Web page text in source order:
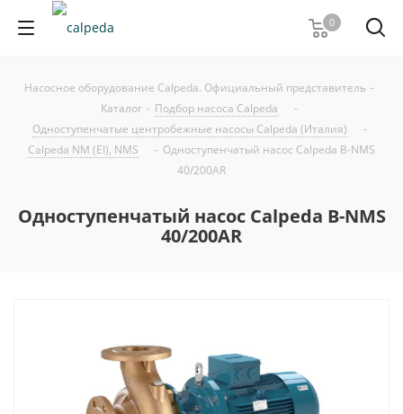
0
Насосное оборудование Calpeda. Официальный представитель -
Каталог - Подбор насоса Calpeda
-
Одноступенчатые центробежные насосы Calpeda (Италия)
-
Calpeda NM (EI), NMS
- Одноступенчатый насос Calpeda B-NMS
40/200AR
Одноступенчатый насос Calpeda B-NMS
40/200AR